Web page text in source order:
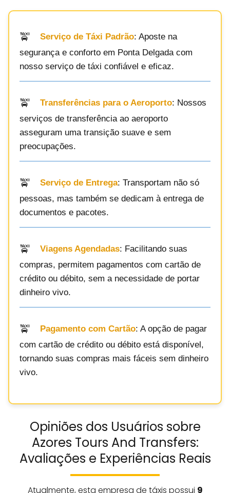
Serviço de Táxi Padrão: Aposte na
segurança e conforto em Ponta Delgada com
nosso serviço de táxi confiável e eficaz.
Transferências para o Aeroporto: Nossos
serviços de transferência ao aeroporto
asseguram uma transição suave e sem
preocupações.
Serviço de Entrega: Transportam não só
pessoas, mas também se dedicam à entrega de
documentos e pacotes.
Viagens Agendadas: Facilitando suas
compras, permitem pagamentos com cartão de
crédito ou débito, sem a necessidade de portar
dinheiro vivo.
Pagamento com Cartão: A opção de pagar
com cartão de crédito ou débito está disponível,
tornando suas compras mais fáceis sem dinheiro
vivo.
Opiniões dos Usuários sobre
Azores Tours And Transfers:
Avaliações e Experiências Reais
Atualmente, esta empresa de táxis possui 9